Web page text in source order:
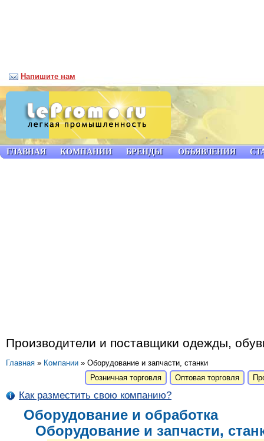
Производители и поставщики одежды,
Главная » Компании » Оборудование и запчасти, станки
Розничная торговля
Оптовая торговля
Как разместить свою компанию?
Оборудование и обработка
Оборудование и запчасти,
ГЛАВНАЯ КОМПАНИИ БРЕНДЫ ОБЪЯВЛЕНИЯ
Напишите нам